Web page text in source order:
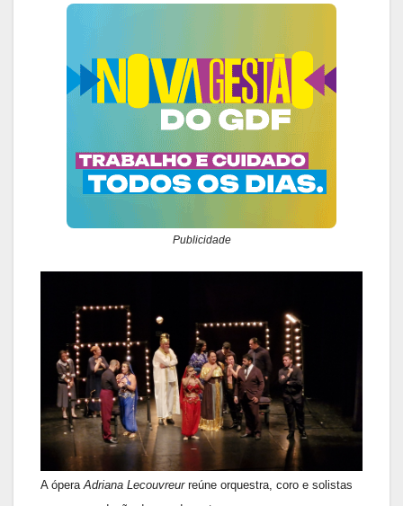
Publicidade
A óperaAdriana Lecouvreurreúne orquestra, coro e solistas